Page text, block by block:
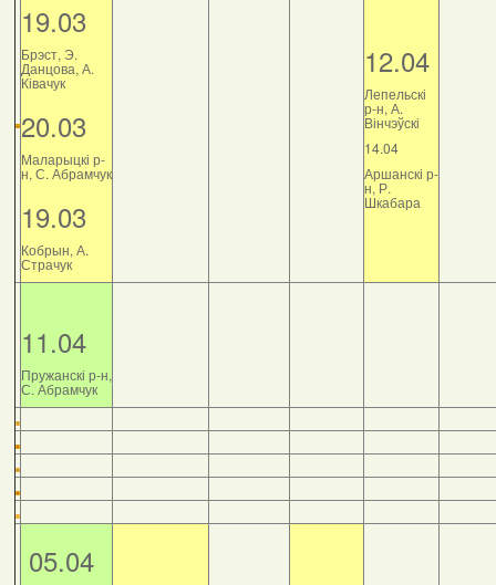
19.03
Брэст, Э.
Данцова, А.
Ківачук
20.03
Маларыцкі р-
н, С. Абрамчук
19.03
Кобрын, А.
Страчук
12.04
Лепельскі
р-н, А.
Вінчэўскі
14.04
Аршанскі р-
н, Р.
Шкабара
11.04
Пружанскі р-н,
С. Абрамчук
05.04